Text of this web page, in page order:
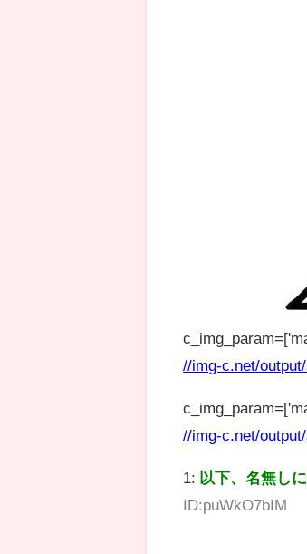
//img-c.net/
//img-c.net/
1: 以下、名無し
ID:puWkO7bIM